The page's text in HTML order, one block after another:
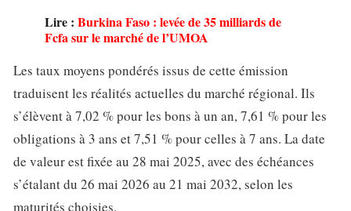
Lire : Burkina Faso : levée de 35 milliards de
Fcfa sur le marché de l’UMOA
Les taux moyens pondérés issus de cette émission
traduisent les réalités actuelles du marché régional. Ils
s’élèvent à 7,02 % pour les bons à un an, 7,61 % pour les
obligations à 3 ans et 7,51 % pour celles à 7 ans. La date
de valeur est fixée au 28 mai 2025, avec des échéances
s’étalant du 26 mai 2026 au 21 mai 2032, selon les
maturités choisies.